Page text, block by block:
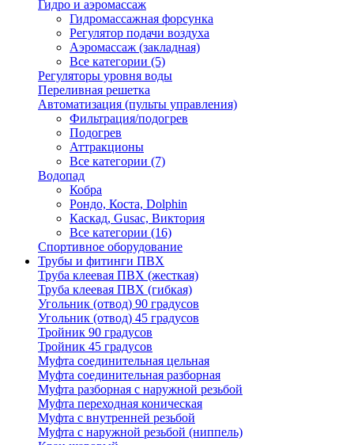
Гидро и аэромассаж
Гидромассажная форсунка
Регулятор подачи воздуха
Аэромассаж (закладная)
Все категории (5)
Регуляторы уровня воды
Переливная решетка
Автоматизация (пульты управления)
Фильтрация/подогрев
Подогрев
Аттракционы
Все категории (7)
Водопад
Кобра
Рондо, Коста, Dolphin
Каскад, Gusac, Виктория
Все категории (16)
Спортивное оборудование
Трубы и фитинги ПВХ
Труба клеевая ПВХ (жесткая)
Труба клеевая ПВХ (гибкая)
Угольник (отвод) 90 градусов
Угольник (отвод) 45 градусов
Тройник 90 градусов
Тройник 45 градусов
Муфта соединительная цельная
Муфта соединительная разборная
Муфта разборная с наружной резьбой
Муфта переходная коническая
Муфта с внутренней резьбой
Муфта с наружной резьбой (ниппель)